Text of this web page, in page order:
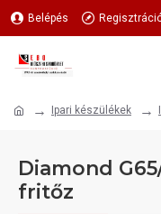
Belépés
Ipari készülékek
Diamond
fritőz